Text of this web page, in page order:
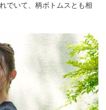
でいて、柄ボトムスとも相